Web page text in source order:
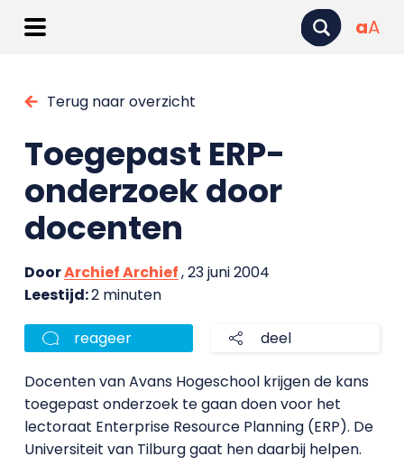
aA
Terug naar overzicht
Toegepast ERP-
onderzoek door
docenten
DoorArchief Archief, 23 juni 2004
Leestijd:2 minuten
reageer deel
Docenten van Avans Hogeschool krijgen de kans
toegepast onderzoek te gaan doen voor het
lectoraat Enterprise Resource Planning (ERP). De
Universiteit van Tilburg gaat hen daarbij helpen.